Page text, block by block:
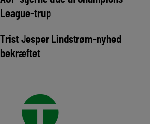
League-trup
Trist Jesper Lindstrøm-nyhed
bekræftet